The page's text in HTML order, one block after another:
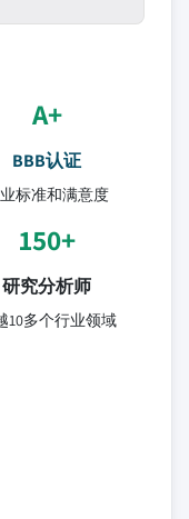
A+
BBB认证
标准和满意度
150+
研究分析师
10多个行业领域